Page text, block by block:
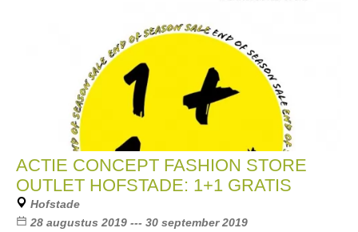
ACTIE CONCEPT FASHION STORE
OUTLET HOFSTADE: 1+1 GRATIS
Hofstade
28 augustus 2019 --- 30 september 2019